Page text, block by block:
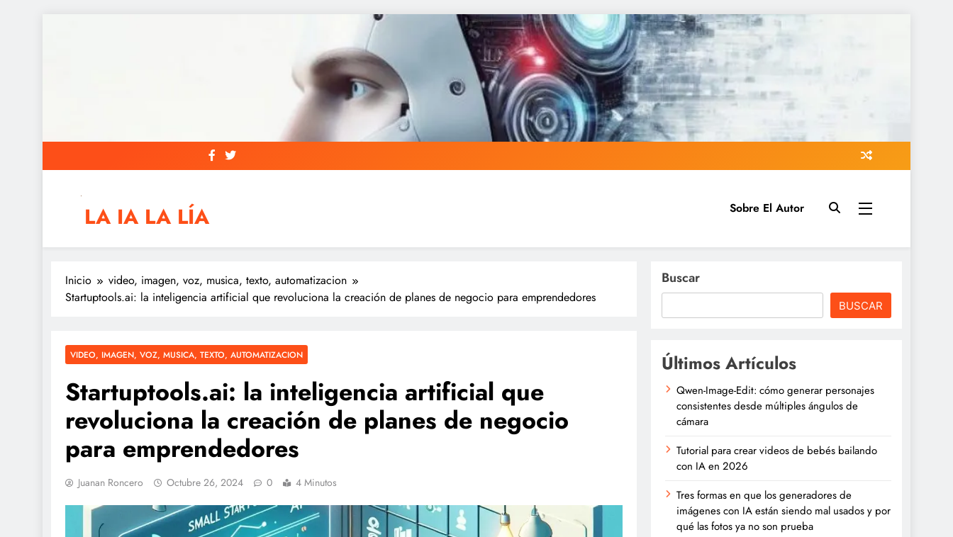
LA IA LA LÍA
IAs AIs, Automation y otras siglas raras
Sobre El Autor
Inicio
video, imagen, voz, musica, texto, automatizacion
Startuptools.ai: la inteligencia artificial que revoluciona la creación de planes de negocio para emprendedores
VIDEO, IMAGEN, VOZ, MUSICA, TEXTO, AUTOMATIZACION
Startuptools.ai: la inteligencia artificial que
revoluciona la creación de planes de negocio
para emprendedores
Juanan Roncero Octubre 26, 2024 0 4 Minutos
Buscar
BUSCAR
Últimos Artículos
Qwen-Image-Edit: cómo generar personajes
consistentes desde múltiples ángulos de
cámara
Tutorial para crear videos de bebés bailando
con IA en 2026
Tres formas en que los generadores de
imágenes con IA están siendo mal usados y por
qué las fotos ya no son prueba